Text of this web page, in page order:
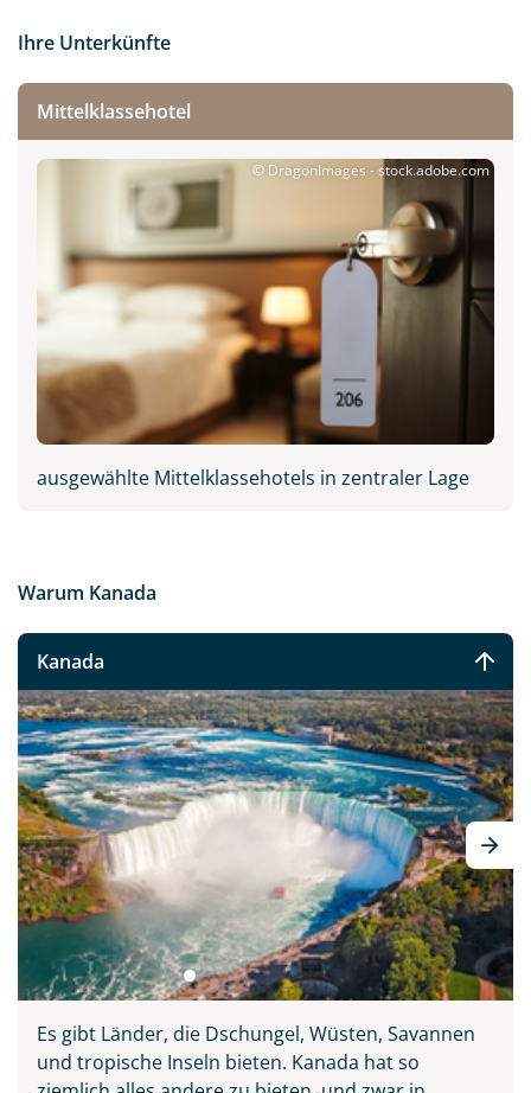
Ihre Unterkünfte
Mittelklassehotel
© DragonImages - stock.adobe.com
ausgewählte Mittelklassehotels in zentraler Lage
Warum Kanada
Kanada
Es gibt Länder, die Dschungel, Wüsten, Savannen
und tropische Inseln bieten. Kanada hat so